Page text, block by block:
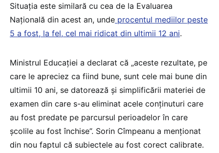
Situația este similară cu cea de la Evaluarea
Națională din acest an, unde procentul mediilor peste
5 a fost, la fel, cel mai ridicat din ultimii 12 ani.
Ministrul Educației a declarat că „aceste rezultate, pe
care le apreciez ca fiind bune, sunt cele mai bune din
ultimii 10 ani, se datorează și simplificării materiei de
examen din care s-au eliminat acele conținuturi care
au fost predate pe parcursul perioadelor în care
școlile au fost închise”. Sorin Cîmpeanu a menționat
din nou faptul că subiectele au fost corect calibrate.